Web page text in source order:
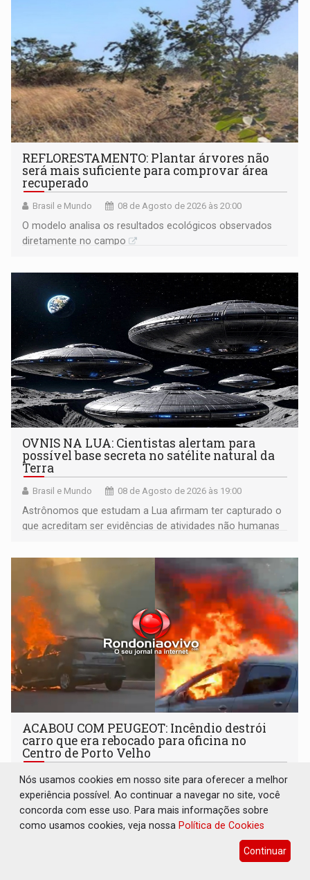
REFLORESTAMENTO: Plantar árvores não
será mais suficiente para comprovar área
recuperado
Brasil e Mundo 08 de Agosto de 2026 às 20:00
O modelo analisa os resultados ecológicos observados
diretamente no campo
OVNIS NA LUA: Cientistas alertam para
possível base secreta no satélite natural da
Terra
Brasil e Mundo 08 de Agosto de 2026 às 19:00
Astrônomos que estudam a Lua afirmam ter capturado o
que acreditam ser evidências de atividades não humanas
órbita
ACABOU COM PEUGEOT: Incêndio destrói
carro que era rebocado para oficina no
Centro de Porto Velho
Polícia 08 de Agosto de 2026 às 18:56
Mulheres estavam indo para um sítio
Nós usamos cookies em nosso site para oferecer a melhor
experiência possível. Ao continuar a navegar no site, você
concorda com esse uso. Para mais informações sobre
como usamos cookies, veja nossa Política de Cookies
Continuar